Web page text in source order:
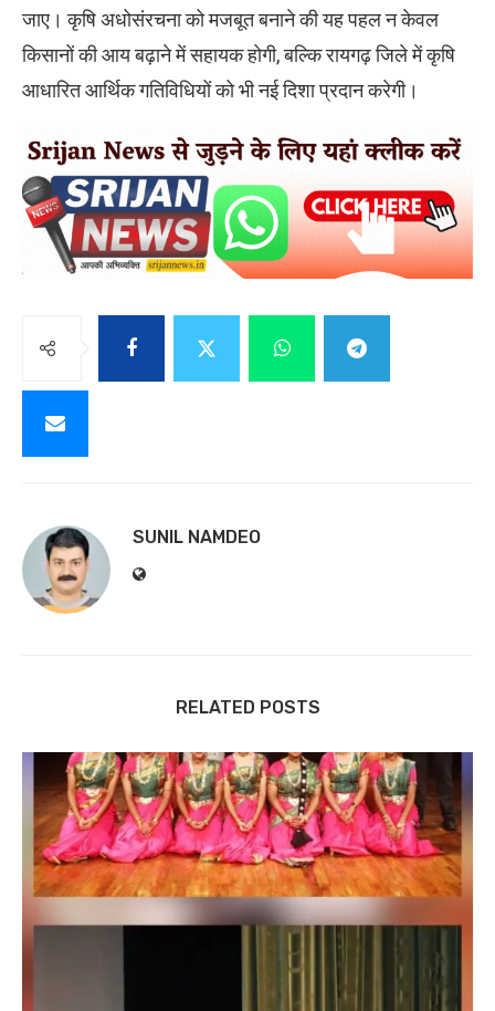
जाए। कृषि अधोसंरचना को मजबूत बनाने की यह पहल न केवल
किसानों की आय बढ़ाने में सहायक होगी, बल्कि रायगढ़ जिले में कृषि
आधारित आर्थिक गतिविधियों को भी नई दिशा प्रदान करेगी।
SUNIL NAMDEO
RELATED POSTS